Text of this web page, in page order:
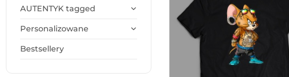
AUTENTYK tagged
Personalizowane
Bestsellery